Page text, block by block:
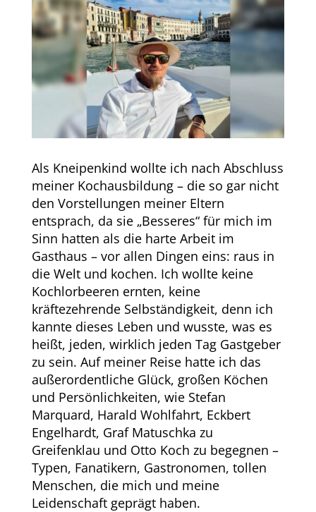
Als Kneipenkind wollte ich nach Abschluss
meiner Kochausbildung – die so gar nicht
den Vorstellungen meiner Eltern
entsprach, da sie „Besseres“ für mich im
Sinn hatten als die harte Arbeit im
Gasthaus – vor allen Dingen eins: raus in
die Welt und kochen. Ich wollte keine
Kochlorbeeren ernten, keine
kräftezehrende Selbständigkeit, denn ich
kannte dieses Leben und wusste, was es
heißt, jeden, wirklich jeden Tag Gastgeber
zu sein. Auf meiner Reise hatte ich das
außerordentliche Glück, großen Köchen
und Persönlichkeiten, wie Stefan
Marquard, Harald Wohlfahrt, Eckbert
Engelhardt, Graf Matuschka zu
Greifenklau und Otto Koch zu begegnen –
Typen, Fanatikern, Gastronomen, tollen
Menschen, die mich und meine
Leidenschaft geprägt haben.